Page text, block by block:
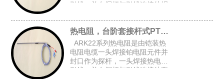
引线，并在探杆与引线连接处焊
纹焊接杆式铠装热电阻。
热电阻，台阶套接杆式PT100
ARK22系列热电阻是由铠装热
电阻电缆一头焊接铂电阻元件并
封口作为探杆，一头焊接热电阻
引线，并在探杆与引线连接处套